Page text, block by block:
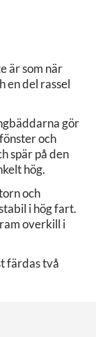
är som när
en del rassel
gör
och
spär på den
hög.
och
i hög fart.
overkill i
färdas två